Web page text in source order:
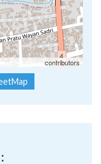
contributors